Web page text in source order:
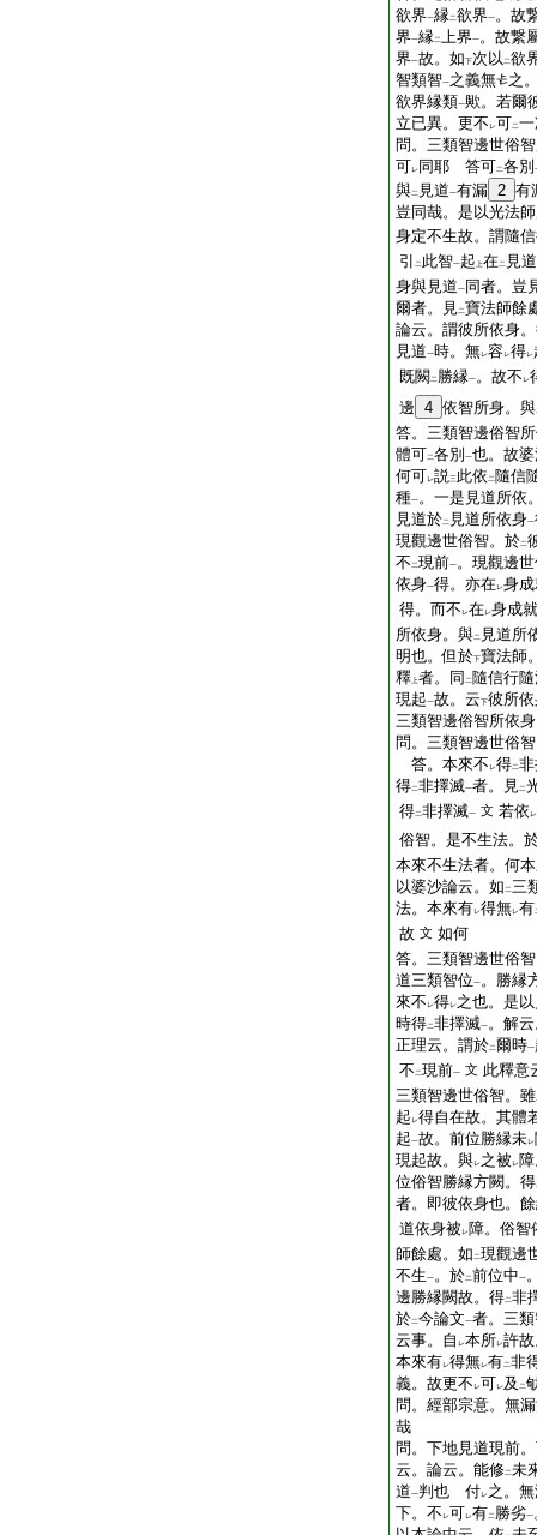
欲界一縁二欲界一。故
界一縁二上界一。故繋
界一故。如下次以 二欲
智類智一之義無
之
欲界縁類一歟。若爾
立已異。更不 レ可二
問。三類智邊世俗
可レ 同耶 答可二各別
與二 見道一有漏 2 有
豈同哉。是以光法
身定不生故。謂隨
引
二 此智一起 上在二 見
身與見道一 同者。豈
爾者。見二寶法師餘
論云。謂彼所依身
見道一時。無レ容レ得レ
既闕 二 勝縁一。故不 レ
邊 4 依智所身。與
答。三類智邊俗智
體可二各別 一也。故
何可レ説三此依 二 隨信
種一。一是見道所依
見道於二 見道所依身一
現觀邊世俗智。於二
不 二現前一。現觀邊
依身一得。亦在レ身
得。而不 レ在レ身成
所依身。與二 見道所
明也。但於下寶法師
釋 上者。同 二 隨信行
現起一故。云下彼所
三類智邊俗智所依
問。三類智邊世俗
答。本來不 レ得二
得二非擇滅一者。見二
得二非擇滅一 文 若依 レ
俗智。是不生法。
本來不生法者。何
以婆沙論云。如 二三
法。本來有レ得無レ有
故 文 如何
答。三類智邊世俗
道三類智位一。勝縁
來不 レ得レ之也。是
時得二非擇滅一。解
正理云。謂於二爾時一
不 二現前一 文 此釋意
三類智邊世俗智。雖
起 レ得自在故。其體
起一故。前位勝縁未レ
現起故。與レ之被 レ
位俗智勝縁方闕。得
者。即彼依身也。
道依身被 レ障。俗智
師餘處。如 二現觀邊
不生一。於二前位中一
邊勝縁闕故。得二非
於二今論文一者。三
云事。自 レ本所レ許
本來有レ得無レ有二非
義。故更不 レ可レ及 二
問。經部宗意。無
哉
問。下地見道現前
云。論云。能修二未
道一判也 付レ之。
下。不 レ可レ有二 勝劣一